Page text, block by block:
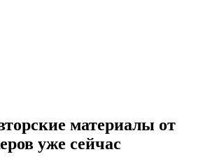
материалы от
уже сейчас